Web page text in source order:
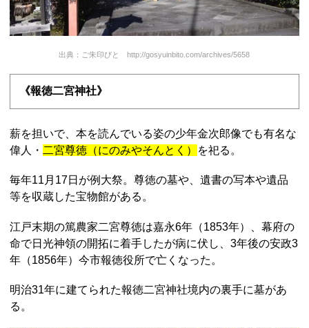
出典：ご朱印びと http://gosyuinbito.com/archives/5658
《報徳二宮神社》
薪を担いで、本を読んでいる姿の少年金次郎像でも有名な
偉人・ 二宮尊徳（にのみやそんとく） を祀る。
毎年11月17日が例大祭。尊徳の墓や、遺書の写本や遺品
等を収蔵した宝物館がある。
江戸末期の篤農家二宮尊徳は嘉永6年（1853年）、幕府の
命で日光神領の開拓に着手したが病に伏し、3年後の安政3
年（1856年）今市報徳役所で亡くなった。
明治31年に建てられた報徳二宮神社境内の裏手に墓があ
る。